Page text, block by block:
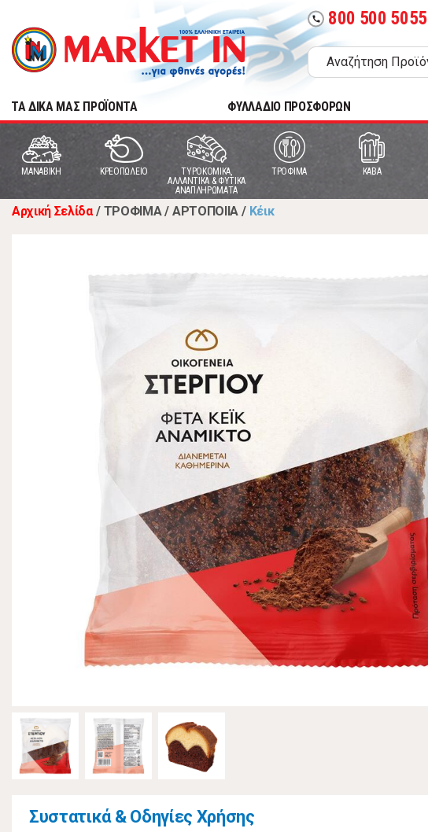
call 800 500 5055
TA ΔΙΚΑ ΜΑΣ ΠΡΟΪΟΝΤΑ ΦΥΛΛΑΔΙΟ ΠΡΟΣΦΟΡΩΝ
MANABIKH ΚΡΕΟΠΩΛΕΙΟ
ΤΥΡΟΚΟΜΙΚΑ,
ΑΛΛΑΝΤΙΚΑ & ΦΥΤΙΚΑ
ΑΝΑΠΛΗΡΩΜΑΤΑ
ΤΡΟΦΙΜΑ ΚΑΒΑ
Αρχική Σελίδα / ΤΡΟΦΙΜΑ / ΑΡΤΟΠΟΙΙΑ / Κέικ
Συστατικά & Οδηγίες Χρήσης